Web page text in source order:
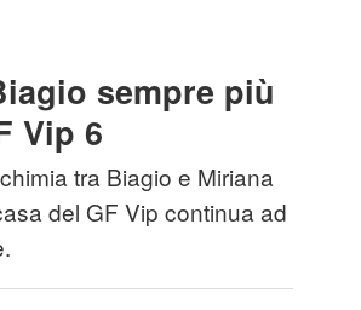
sempre più
Vip 6
tra Biagio e Miriana
del GF Vip continua ad